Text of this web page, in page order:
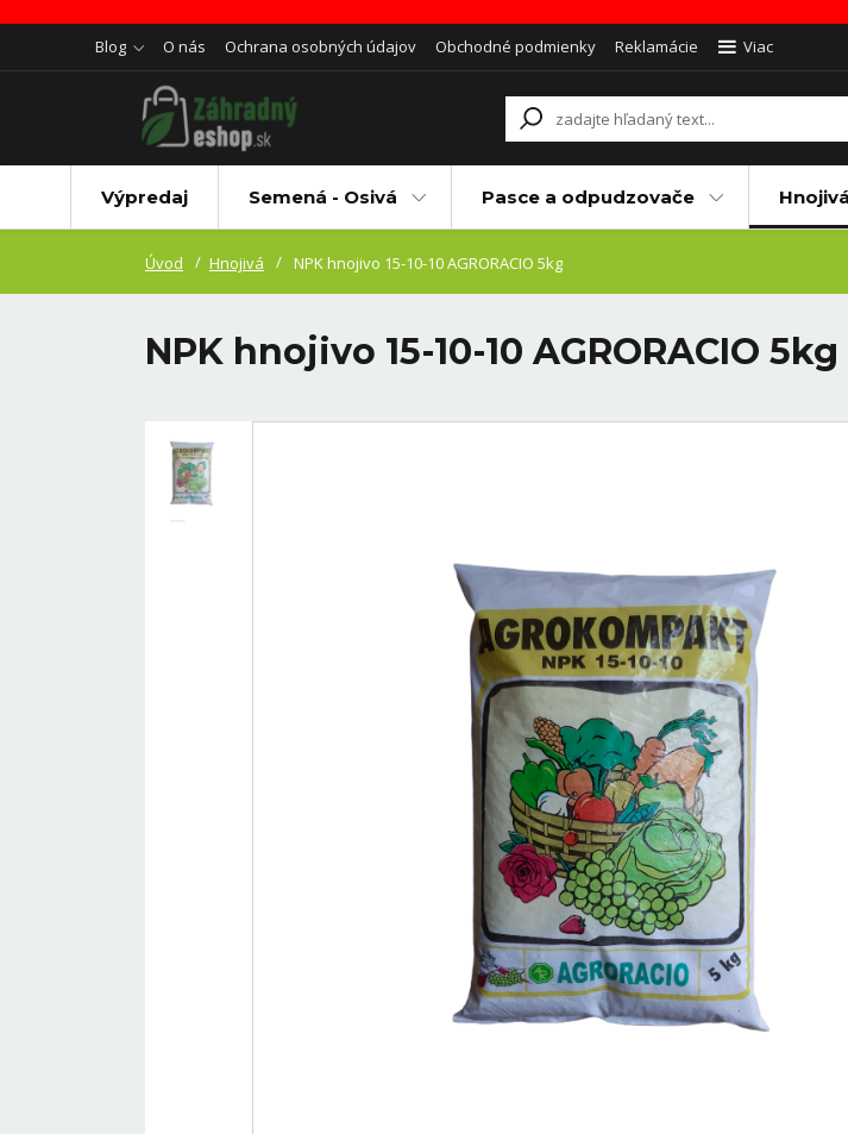
Blog O nás Ochrana osobných údajov Obchodné podmienky Reklamácie Viac
Výpredaj Semená - Osivá Pasce a odpudzovače Hnojivá
Úvod Hnojivá NPK hnojivo 15-10-10 AGRORACIO 5kg
NPK hnojivo 15-10-10 AGRORACIO 5kg